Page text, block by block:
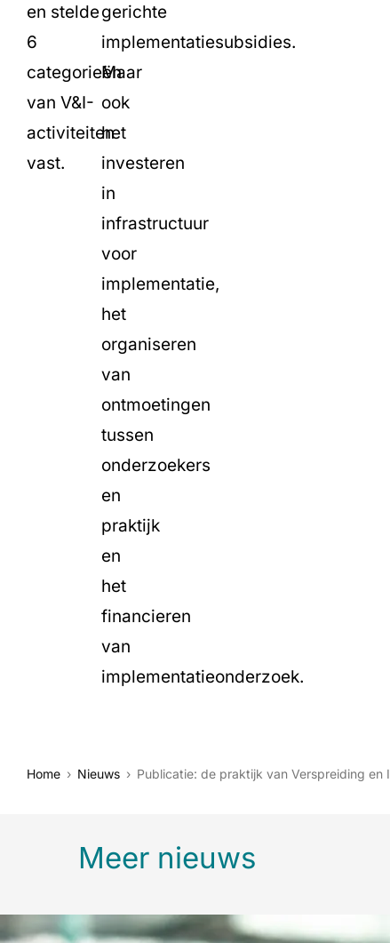
en stelde
6
categorieën
van V&I-
activiteiten
vast.
gerichte
implementatiesubsidies.
Maar
ook
het
investeren
in
infrastructuur
voor
implementatie,
het
organiseren
van
ontmoetingen
tussen
onderzoekers
en
praktijk
en
het
financieren
van
implementatieonderzoek.
Home Nieuws Publicatie: de praktijk van Verspreiding
Meer nieuws